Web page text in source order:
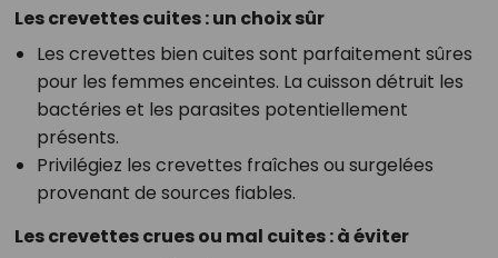
Les crevettes cuites : un choix sûr
Les crevettes bien cuites sont parfaitement sûres
pour les femmes enceintes. La cuisson détruit les
bactéries et les parasites potentiellement
présents.
Privilégiez les crevettes fraîches ou surgelées
provenant de sources fiables.
Les crevettes crues ou mal cuites : à éviter